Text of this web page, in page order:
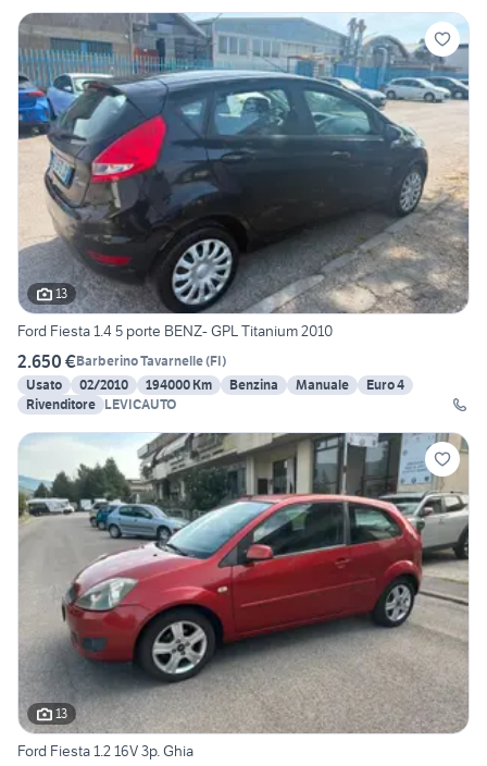
13
Ford Fiesta 1.4 5 porte BENZ- GPL Titanium 2010
2.650 €Barberino Tavarnelle(FI)
Usato
02/2010 194000 Km Benzina Manuale
Euro 4
Rivenditore LEVICAUTO
13
Ford Fiesta 1.2 16V 3p. Ghia